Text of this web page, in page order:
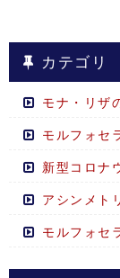
カテゴリ
モナ・リザ
モルフォセ
新型コロナ
アシンメト
モルフォセ